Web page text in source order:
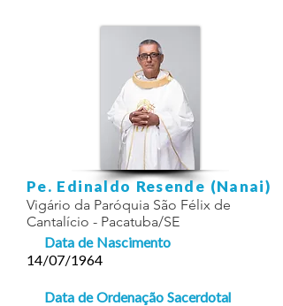
Pe. Edinaldo Resende (Nanai)
Vigário da Paróquia São Félix de
Cantalício - Pacatuba/SE
Data de Nascimento
14/07/1964
Data de Ordenação Sacerdotal